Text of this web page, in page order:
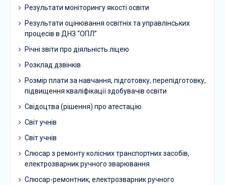
Результати моніторингу якості освіти
Результати оцінювання освітніх та управлінських
процесів в ДНЗ “ОПЛ”
Річні звіти про діяльність ліцею
Розклад дзвінків
Розмір плати за навчання, підготовку, перепідготовку,
підвищення кваліфікації здобувачів освіти
Свідоцтва (рішення) про атестацію
Світ учнів
Світ учнів
Слюсар з ремонту колісних транспортних засобів,
електрозварник ручного зварювання
Слюсар-ремонтник, електрозварник ручного